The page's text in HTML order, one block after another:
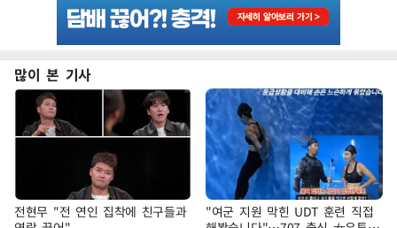
많이 본 기사
전현무 "전 연인 집착에 친구들과
"여군 지원 막힌 UDT 훈련 직접